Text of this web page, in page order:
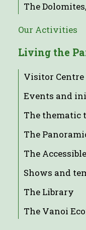
The
Our Activities
Living the
Visitor Centre
Events and
The thematic
The
The
Shows and
The Library
The Vanoi